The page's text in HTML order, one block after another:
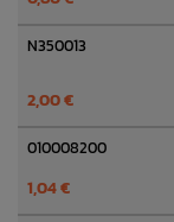
N350013
2,00 €
010008200
1,04 €